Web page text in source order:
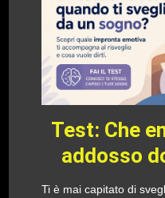
Test: Che
addosso
Ti è mai capitato di